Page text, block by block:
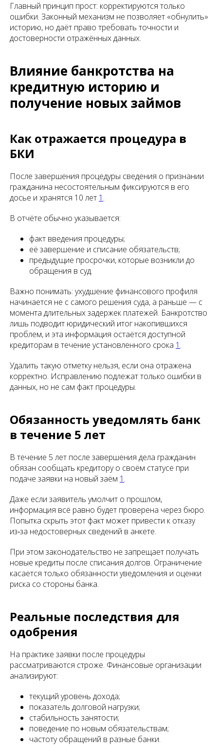
Главный принцип прост: корректируются только
ошибки. Законный механизм не позволяет «обнулить»
историю, но даёт право требовать точности и
достоверности отражённых данных.
Влияние банкротства на
кредитную историю и
получение новых займов
Как отражается процедура в
БКИ
После завершения процедуры сведения о признании
гражданина несостоятельным фиксируются в его
досье и хранятся 10 лет 1 .
В отчёте обычно указывается:
факт введения процедуры;
её завершение и списание обязательств;
предыдущие просрочки, которые возникли до
обращения в суд.
Важно понимать: ухудшение финансового профиля
начинается не с самого решения суда, а раньше — с
момента длительных задержек платежей. Банкротство
лишь подводит юридический итог накопившихся
проблем, и эта информация остаётся доступной
кредиторам в течение установленного срока 1 .
Удалить такую отметку нельзя, если она отражена
корректно. Исправлению подлежат только ошибки в
данных, но не сам факт процедуры.
Обязанность уведомлять банк
в течение 5 лет
В течение 5 лет после завершения дела гражданин
обязан сообщать кредитору о своём статусе при
подаче заявки на новый заём 1 .
Даже если заявитель умолчит о прошлом,
информация всё равно будет проверена через бюро.
Попытка скрыть этот факт может привести к отказу
из‑за недостоверных сведений в анкете.
При этом законодательство не запрещает получать
новые кредиты после списания долгов. Ограничение
касается только обязанности уведомления и оценки
риска со стороны банка.
Реальные последствия для
одобрения
На практике заявки после процедуры
рассматриваются строже. Финансовые организации
анализируют:
текущий уровень дохода;
показатель долговой нагрузки;
стабильность занятости;
поведение по новым обязательствам;
частоту обращений в разные банки.